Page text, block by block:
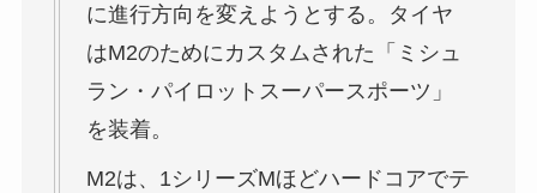
に進行方向を変えようとする。タイヤ
はM2のためにカスタムされた「ミシュ
ラン・パイロットスーパースポーツ」
を装着。
M2は、1シリーズMほどハードコアでテ